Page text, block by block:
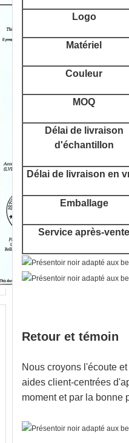
Logo
Matériel
Couleur
MOQ
Délai de livraison
d'échantillon
Délai de livraison en
Emballage
Service après-vente
Retour et témoin
Nous croyons l'écoute
aides client-centrées
moment et par la bonne